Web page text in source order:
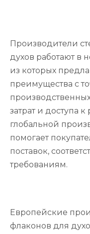
Производители
духов работают в
из которых
преимущества с
затрат и доступа
глобальной
помогает
поставок,
требованиям.
Европейские
флаконов для